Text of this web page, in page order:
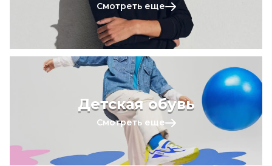
Смотреть еще
Детская обувь
Смотреть еще